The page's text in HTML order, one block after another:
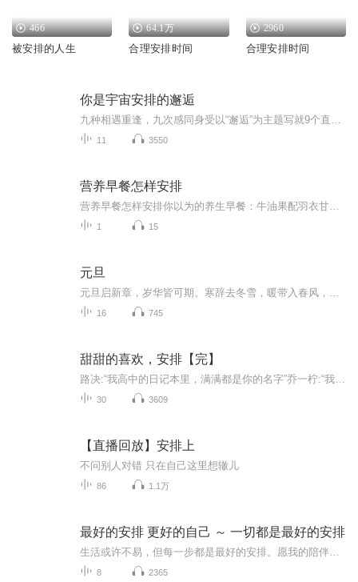
466
被安排的人生
64.1万
合理安排时间
2960
合理安排时间
你是宇宙安排的邂逅
11 3550
营养早餐怎样安排
1 15
元旦
16 745
甜甜的喜欢，安排【完】
30 3609
【直播回放】安排上
不问别人对错 只在自己这里想辙儿
86 1.1万
最好的安排 更好的自己 ～ 一切都是最好的安排
8 2365